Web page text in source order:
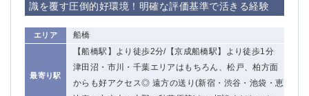
識を覆す圧倒的好環境！明確な評価基準で活きる経験
エリア 船橋
最寄り駅
【船橋駅】より徒歩2分/【京成船橋駅】より徒歩1分
津田沼・市川・千葉エリアはもちろん、松戸、柏方面
からも好アクセス◎ 遠方の送り(新宿・渋谷・池袋・恵
本厚木
新横浜
藤沢
武蔵小杉
横浜・桜木町
関内・馬車道・日ノ出町 武蔵新城